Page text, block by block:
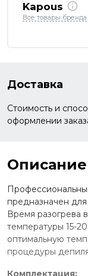
Kapous
Все товары бренда
Доставка
Стоимость и
оформлении
Описание
предназначен
Время разогрева
температуры 15-
оптимальную
процедуры
Комплектация: